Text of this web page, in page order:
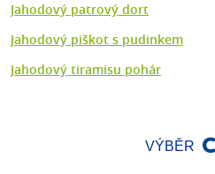
Jahodový patrový dort
Jahodový piškot s pudinkem
Jahodový tiramisu pohár
VÝBĚR